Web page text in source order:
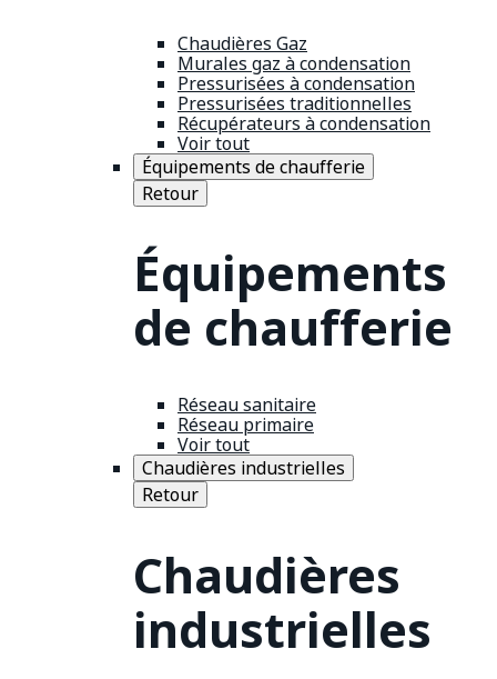
Chaudières Gaz
Murales gaz à condensation
Pressurisées à condensation
Pressurisées traditionnelles
Récupérateurs à condensation
Voir tout
Équipements de chaufferie
Retour
Équipements
de chaufferie
Réseau sanitaire
Réseau primaire
Voir tout
Chaudières industrielles
Retour
Chaudières
industrielles